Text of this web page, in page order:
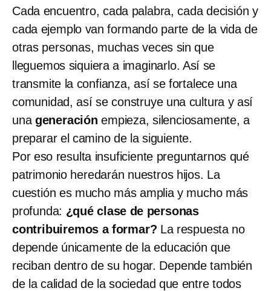
Cada encuentro, cada palabra, cada decisión y
cada ejemplo van formando parte de la vida de
otras personas, muchas veces sin que
lleguemos siquiera a imaginarlo. Así se
transmite la confianza, así se fortalece una
comunidad, así se construye una cultura y así
una generación empieza, silenciosamente, a
preparar el camino de la siguiente.
Por eso resulta insuficiente preguntarnos qué
patrimonio heredarán nuestros hijos. La
cuestión es mucho más amplia y mucho más
profunda: ¿qué clase de personas
contribuiremos a formar? La respuesta no
depende únicamente de la educación que
reciban dentro de su hogar. Depende también
de la calidad de la sociedad que entre todos